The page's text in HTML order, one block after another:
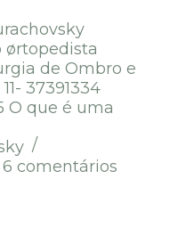
ørtopedista
de Ombro e
37391334
que é uma
6 comentários